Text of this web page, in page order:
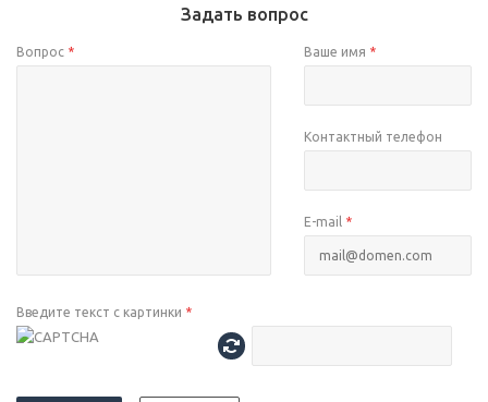
Задать вопрос
Вопрос * Ваше имя *
Контактный телефон
E-mail *
Введите текст с картинки *